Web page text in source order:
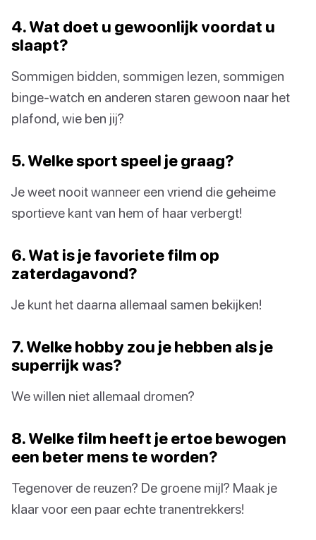
4. Wat doet u gewoonlijk voordat u
slaapt?
Sommigen bidden, sommigen lezen, sommigen
binge-watch en anderen staren gewoon naar het
plafond, wie ben jij?
5. Welke sport speel je graag?
Je weet nooit wanneer een vriend die geheime
sportieve kant van hem of haar verbergt!
6. Wat is je favoriete film op
zaterdagavond?
Je kunt het daarna allemaal samen bekijken!
7. Welke hobby zou je hebben als je
superrijk was?
We willen niet allemaal dromen?
8. Welke film heeft je ertoe bewogen
een beter mens te worden?
Tegenover de reuzen? De groene mijl? Maak je
klaar voor een paar echte tranentrekkers!